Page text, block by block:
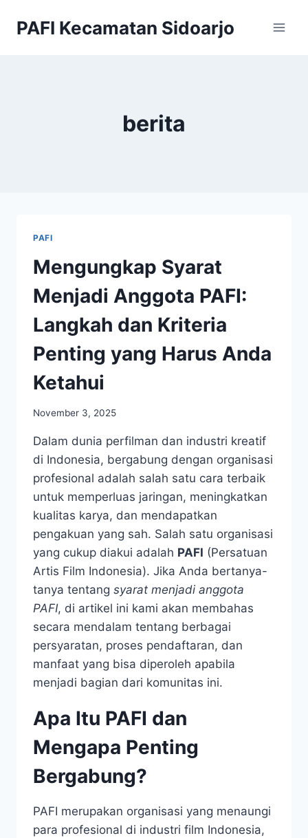
PAFI Kecamatan Sidoarjo
berita
PAFI
Mengungkap Syarat
Menjadi Anggota PAFI:
Langkah dan Kriteria
Penting yang Harus Anda
Ketahui
November 3, 2025
Dalam dunia perfilman dan industri kreatif
di Indonesia, bergabung dengan organisasi
profesional adalah salah satu cara terbaik
untuk memperluas jaringan, meningkatkan
kualitas karya, dan mendapatkan
pengakuan yang sah. Salah satu organisasi
yang cukup diakui adalah PAFI (Persatuan
Artis Film Indonesia). Jika Anda bertanya-
tanya tentang syarat menjadi anggota
PAFI, di artikel ini kami akan membahas
secara mendalam tentang berbagai
persyaratan, proses pendaftaran, dan
manfaat yang bisa diperoleh apabila
menjadi bagian dari komunitas ini.
Apa Itu PAFI dan
Mengapa Penting
Bergabung?
PAFI merupakan organisasi yang menaungi
para profesional di industri film Indonesia,